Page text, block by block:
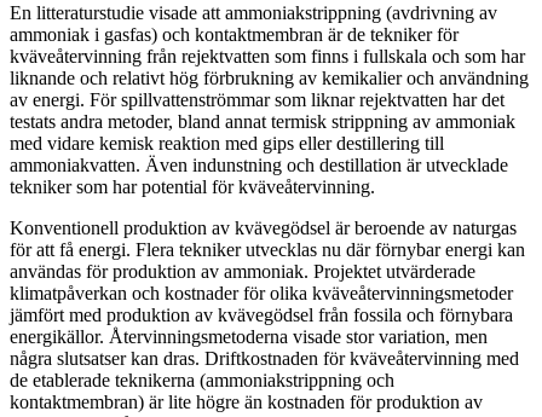
En litteraturstudie visade att ammoniakstrippning (avdrivning av
ammoniak i gasfas) och kontaktmembran är de tekniker för
kväveåtervinning från rejektvatten som finns i fullskala och som har
liknande och relativt hög förbrukning av kemikalier och användning
av energi. För spillvattenströmmar som liknar rejektvatten har det
testats andra metoder, bland annat termisk strippning av ammoniak
med vidare kemisk reaktion med gips eller destillering till
ammoniakvatten. Även indunstning och destillation är utvecklade
tekniker som har potential för kväveåtervinning.
Konventionell produktion av kvävegödsel är beroende av naturgas
för att få energi. Flera tekniker utvecklas nu där förnybar energi kan
användas för produktion av ammoniak. Projektet utvärderade
klimatpåverkan och kostnader för olika kväveåter­vinningsmetoder
jämfört med produktion av kvävegödsel från fossila och förnybara
energikällor. Återvinningsmetoderna visade stor variation, men
några slutsatser kan dras. Driftkostnaden för kväveåtervinning med
de etablerade teknikerna (ammoniakstrippning och
kontaktmembran) är lite högre än kostnaden för produktion av